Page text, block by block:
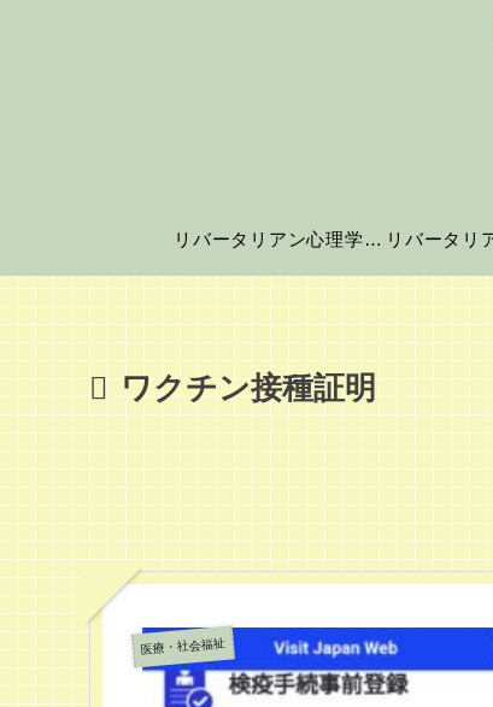
リバータリアン心理学の世界へようこそ！
ワクチン接種証明
医療・社会福祉